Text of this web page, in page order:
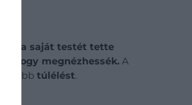
a saját testét tette
hogy megnézhessék. A
inkább túlélést.